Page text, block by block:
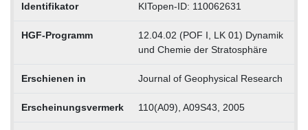
Identifikator KITopen-ID: 110062631
HGF-Programm
12.04.02 (POF I, LK 01) Dynamik
und Chemie der Stratosphäre
Erschienen in Journal of Geophysical Research
Erscheinungsvermerk 110(A09), A09S43, 2005